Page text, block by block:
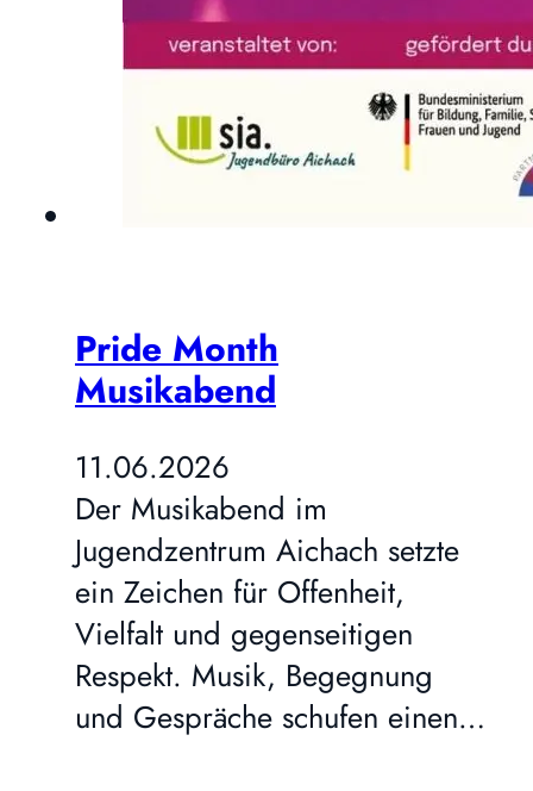
Pride Month
Musikabend
11.06.2026
Der Musikabend im
Jugendzentrum Aichach setzte
ein Zeichen für Offenheit,
Vielfalt und gegenseitigen
Respekt. Musik, Begegnung
und Gespräche schufen einen…